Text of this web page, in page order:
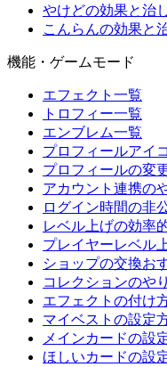
やけどの効果と治
こんらんの効果と
機能・ゲームモード
エフェクト一覧
トロフィー一覧
エンブレム一覧
プロフィールアイ
プロフィールの変
アカウント連携の
ログイン時間の非
レベル上げの効率
プレイヤーレベル
ショップの交換お
コレクションのや
エフェクトの付け
マイベストの設定
メインカードの設
ほしいカードの設